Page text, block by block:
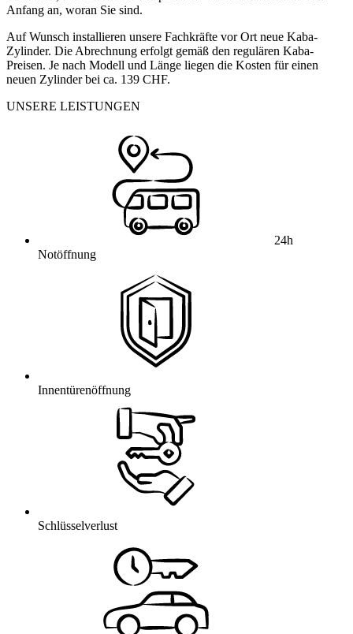
Anfang an, woran Sie sind.
Auf Wunsch installieren unsere Fachkräfte vor Ort neue Kaba-
Zylinder. Die Abrechnung erfolgt gemäß den regulären Kaba-
Preisen. Je nach Modell und Länge liegen die Kosten für einen
neuen Zylinder bei ca. 139 CHF.
UNSERE LEISTUNGEN
24h
Notöffnung
Innentürenöffnung
Schlüsselverlust